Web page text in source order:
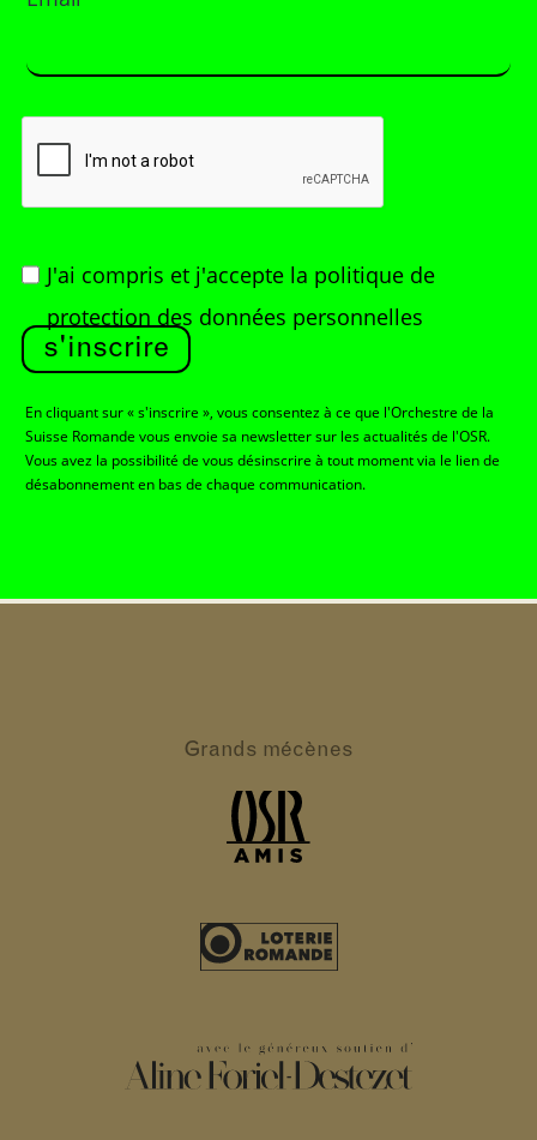
J'ai compris et j'accepte la politique de
protection des données personnelles
s'inscrire
En cliquant sur « s'inscrire », vous consentez à ce que l'Orchestre de la
Suisse Romande vous envoie sa newsletter sur les actualités de l'OSR.
Vous avez la possibilité de vous désinscrire à tout moment via le lien de
désabonnement en bas de chaque communication.
Grands mécènes